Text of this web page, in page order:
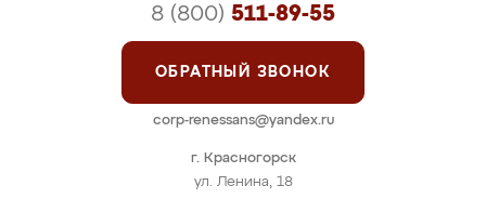
г. Красногорск
ул. Ленина, 18
8 (800) 511-89-55
ОБРАТНЫЙ ЗВОНОК
corp-renessans@yandex.ru